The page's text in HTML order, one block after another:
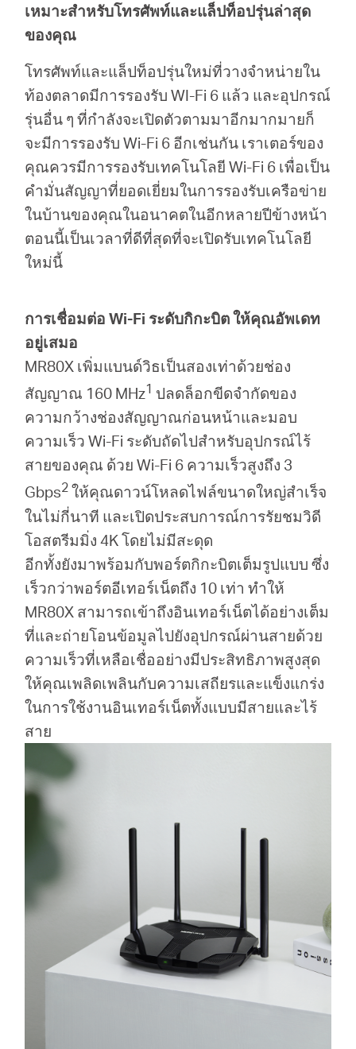
เหมาะสำหรับโทรศัพท์และแล็ปท็อปรุ่นล่าสุด
ของคุณ
โทรศัพท์และแล็ปท็อปรุ่นใหม่ที่วางจำหน่ายใน
ท้องตลาดมีการรองรับ WI-Fi 6 แล้ว และอุปกรณ์
รุ่นอื่น ๆ ที่กำลังจะเปิดตัวตามมาอีกมากมายก็
จะมีการรองรับ Wi-Fi 6 อีกเช่นกัน เราเตอร์ของ
คุณควรมีการรองรับเทคโนโลยี Wi-Fi 6 เพื่อเป็น
คำมั่นสัญญาที่ยอดเยี่ยมในการรองรับเครือข่าย
ในบ้านของคุณในอนาคตในอีกหลายปีข้างหน้า
ตอนนี้เป็นเวลาที่ดีที่สุดที่จะเปิดรับเทคโนโลยี
ใหม่นี้
การเชื่อมต่อ Wi-Fi ระดับกิกะบิต ให้คุณอัพเดท
อยู่เสมอ
MR80X เพิ่มแบนด์วิธเป็นสองเท่าด้วยช่อง
สัญญาณ 160 MHz1 ปลดล็อกขีดจำกัดของ
ความกว้างช่องสัญญาณก่อนหน้าและมอบ
ความเร็ว Wi-Fi ระดับถัดไปสำหรับอุปกรณ์ไร้
สายของคุณ ด้วย Wi-Fi 6 ความเร็วสูงถึง 3
Gbps2ให้คุณดาวน์โหลดไฟล์ขนาดใหญ่สำเร็จ
ในไม่กี่นาที และเปิดประสบการณ์การรัยชมวิดี
โอสตรีมมิ่ง 4K โดยไม่มีสะดุด
อีกทั้งยังมาพร้อมกับพอร์ตกิกะบิตเต็มรูปแบบ ซึ่ง
เร็วกว่าพอร์ตอีเทอร์เน็ตถึง 10 เท่า ทำให้
MR80X สามารถเข้าถึงอินเทอร์เน็ตได้อย่างเต็ม
ที่และถ่ายโอนข้อมูลไปยังอุปกรณ์ผ่านสายด้วย
ความเร็วที่เหลือเชื่ออย่างมีประสิทธิภาพสูงสุด
ให้คุณเพลิดเพลินกับความเสถียรและแข็งแกร่ง
ในการใช้งานอินเทอร์เน็ตทั้งแบบมีสายและไร้
สาย